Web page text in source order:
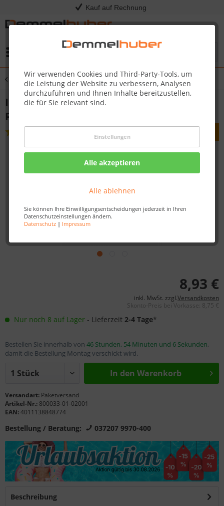
Kauf auf Rechnung
Wir verwenden Cookies und Third-Party-Tools, um
die Leistung der Website zu verbessern, Analysen
durchzuführen und Ihnen Inhalte bereitzustellen,
die für Sie relevant sind.
Einstellungen
Alle akzeptieren
Alle ablehnen
Sie können Ihre Einwilligungsentscheidungen jederzeit in Ihren
Datenschutzeinstellungen ändern.
Datenschutz| Impressum
Übersicht Innenecken
Innenecke selbstklebend Profil 9 PK | 19
PK Weiß 2001 (4er-Pack)
8,93 €
inkl. MwSt. zzgl.Versandkosten
Skonto-Preis bei Vorkasse: 8,75 €
Nur noch 8 auf Lager - Lieferzeit 2-4 Tage*
Bestellen Sie innerhalb von 46 Stunden, 54 Minuten und 6 Sekunden,
damit die Bestellung Montag verschickt wird.
In den Warenkorb
Versandart: Paketversand
Artikel-Nr.: 800033-01-02001
EAN:4011138848774
Bestellung / Beratung: 037207 9970-400
Beschreibung